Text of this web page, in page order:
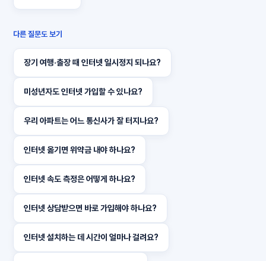
다른 질문도 보기
장기 여행·출장 때 인터넷 일시정지 되나요?
미성년자도 인터넷 가입할 수 있나요?
우리 아파트는 어느 통신사가 잘 터지나요?
인터넷 옮기면 위약금 내야 하나요?
인터넷 속도 측정은 어떻게 하나요?
인터넷 상담받으면 바로 가입해야 하나요?
인터넷 설치하는 데 시간이 얼마나 걸려요?